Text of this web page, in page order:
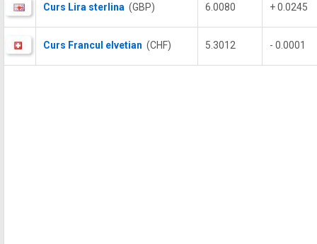
Curs Lira sterlina (GBP) 6.0080 + 0.0245
Curs Francul elvetian (CHF) 5.3012 - 0.0001